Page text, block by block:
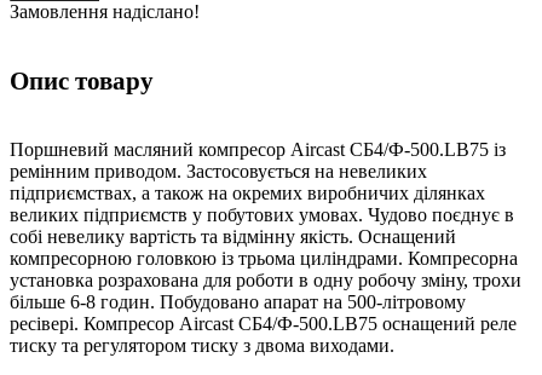
Замовлення надіслано!
Опис товару
Поршневий масляний компресор Aircast CБ4/Ф-500.LB75 із
ремінним приводом. Застосовується на невеликих
підприємствах, а також на окремих виробничих ділянках
великих підприємств у побутових умовах. Чудово поєднує в
собі невелику вартість та відмінну якість. Оснащений
компресорною головкою із трьома циліндрами. Компресорна
установка розрахована для роботи в одну робочу зміну, трохи
більше 6-8 годин. Побудовано апарат на 500-літровому
ресівері. Компресор Aircast CБ4/Ф-500.LB75 оснащений реле
тиску та регулятором тиску з двома виходами.